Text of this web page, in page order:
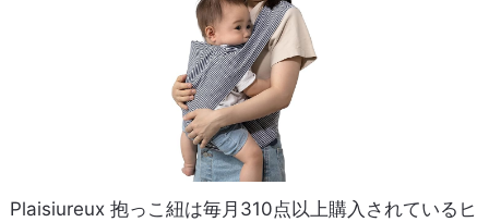
Plaisiureux 抱っこ紐は毎月310点以上購入されているヒ